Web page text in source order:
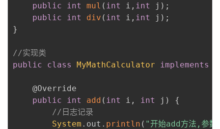
public
int mul ( int i , int j ) ;
public
int div ( int i , int j ) ;
}
//实现类
public
class MyMathCalculator implements
@Override
public
int add ( int i , int j )
{
//日志记录
System . out . println ( "开始add方法,参数